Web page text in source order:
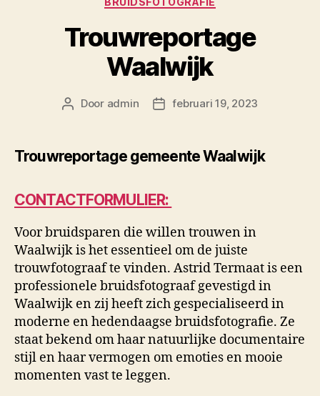
Trouwreportage
Waalwijk
Berichtauteur
Door admin Berichtdatum
februari 19, 2023
Trouwreportage gemeente Waalwijk
CONTACTFORMULIER:
Voor bruidsparen die willen trouwen in
Waalwijk is het essentieel om de juiste
trouwfotograaf te vinden. Astrid Termaat is een
professionele bruidsfotograaf gevestigd in
Waalwijk en zij heeft zich gespecialiseerd in
moderne en hedendaagse bruidsfotografie. Ze
staat bekend om haar natuurlijke documentaire
stijl en haar vermogen om emoties en mooie
momenten vast te leggen.